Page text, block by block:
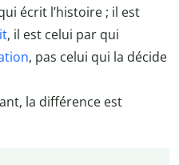
écrit l’histoire ; il est
, il est celui par qui
, pas celui qui la décide
la différence est